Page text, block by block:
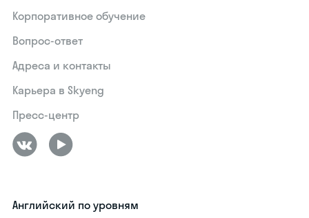
Корпоративное обучение
Вопрос-ответ
Адреса и контакты
Карьера в Skyeng
Пресс-центр
Английский по уровням